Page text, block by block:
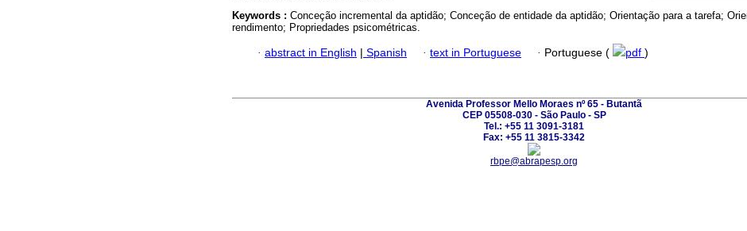
Keywords : Conceção incremental da aptidão; Conceção de entidade da aptidão; Orientação para a tarefa;
rendimento; Propriedades psicométricas.
· abstract in English Spanish · text in Portuguese · Portuguese ( pdf )
Avenida Professor Mello Moraes nº 65 - Butantã
CEP 05508-030 - São Paulo - SP
Tel.: +55 11 3091-3181
Fax: +55 11 3815-3342
rbpe@abrapesp.org